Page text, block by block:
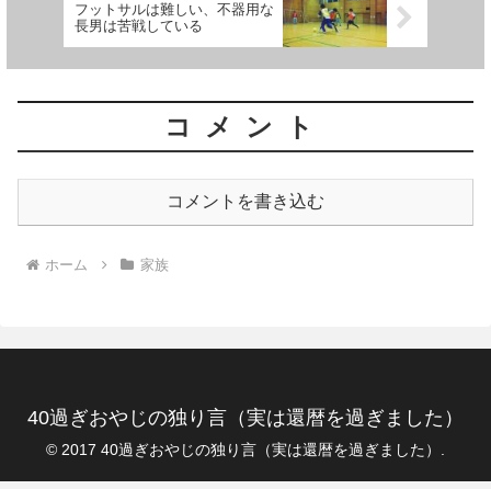
フットサルは難しい、不器用な
長男は苦戦している
コメント
コメントを書き込む
ホーム 家族
40過ぎおやじの独り言（実は還暦を過ぎました）
© 2017 40過ぎおやじの独り言（実は還暦を過ぎました）.